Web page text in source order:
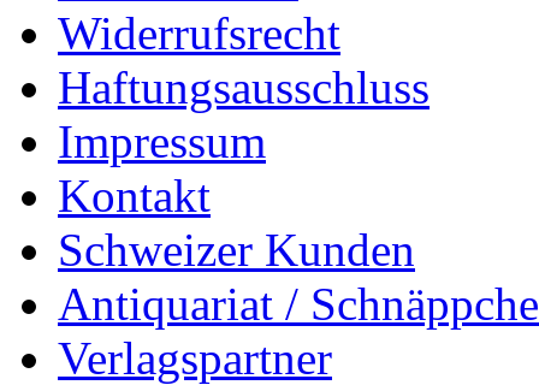
Widerrufsrecht
Haftungsausschluss
Impressum
Kontakt
Schweizer Kunden
Antiquariat /
Verlagspartner